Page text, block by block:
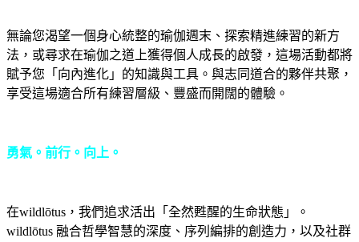
無論您渴望一個身心統整的瑜伽週末、探索精進練習的新方
法，或尋求在瑜伽之道上獲得個人成長的啟發，這場活動都將
賦予您「向內進化」的知識與工具。與志同道合的夥伴共聚，
享受這場適合所有練習層級、豐盛而開闊的體驗。
勇氣。前行。向上。
在wildlōtus，我們追求活出「全然甦醒的生命狀態」。
wildlōtus 融合哲學智慧的深度、序列編排的創造力，以及社群